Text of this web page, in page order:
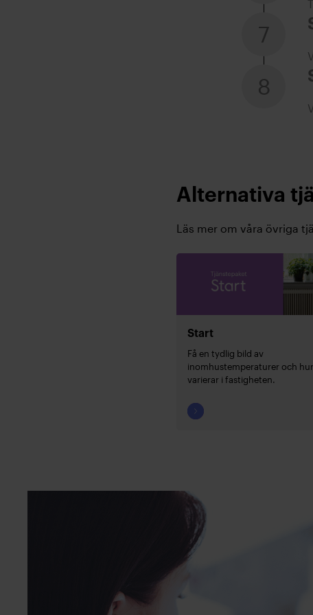
7
8
Alternativa
Läs mer om våra övriga
Start
Få en tydlig bild av
inomhustemperaturer och
varierar i fastigheten.